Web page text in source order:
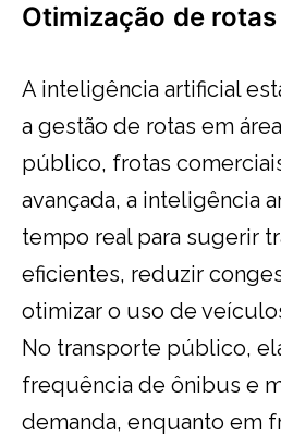
Otimização de rotas
A inteligência artificial
a gestão de rotas em
público, frotas
avançada, a inteligência
tempo real para sugerir
eficientes, reduzir
otimizar o uso de
No transporte público,
frequência de ônibus e
demanda, enquanto em